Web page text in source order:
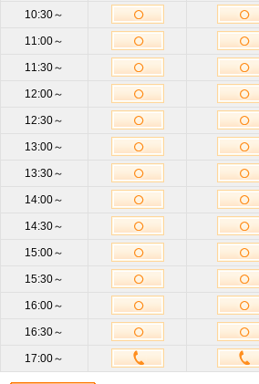
0120-53-8026
受付8:30～19:30（土日祝
駒場東大店
サイズ
来店日時
須
携帯電話
10:30～
11:00～
11:30～
12:00～
12:30～
13:00～
13:30～
14:00～
14:30～
15:00～
15:30～
16:00～
16:30～
17:00～